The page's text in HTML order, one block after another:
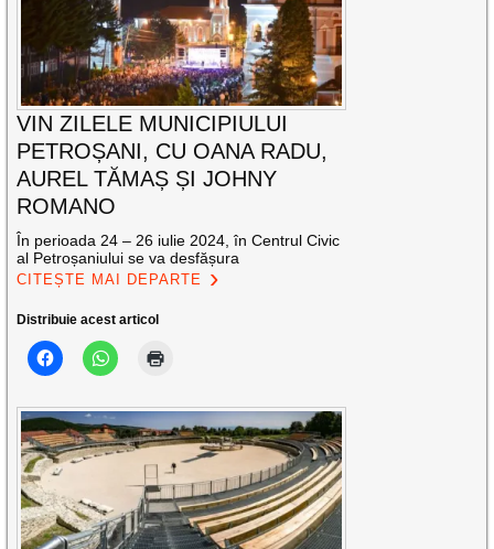
VIN ZILELE MUNICIPIULUI
PETROȘANI, CU OANA RADU,
AUREL TĂMAȘ ȘI JOHNY
ROMANO
În perioada 24 – 26 iulie 2024, în Centrul Civic
al Petroșaniului se va desfășura
CITEȘTE MAI DEPARTE
Distribuie acest articol